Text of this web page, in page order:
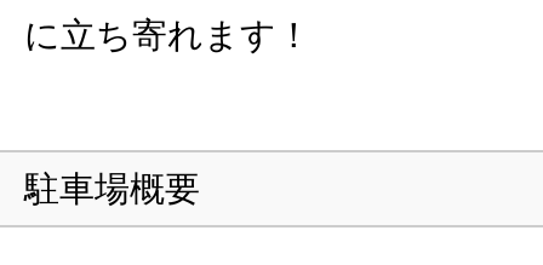
に立ち寄れます！
駐車場概要